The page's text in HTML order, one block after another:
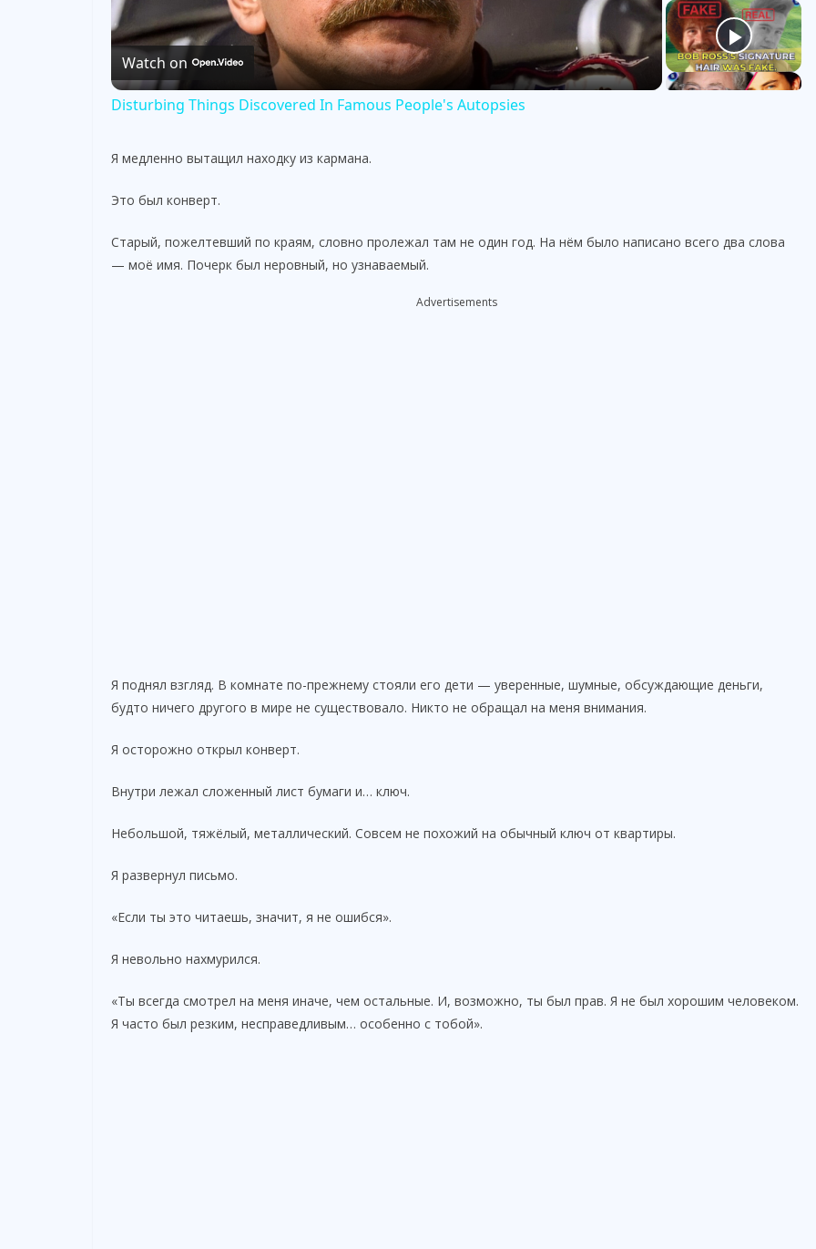
l
a
i
Watch on
Disturbing Things Discovered In Famous People's Autopsies
Я медленно вытащил находку из кармана.
Это был конверт.
Старый, пожелтевший по краям, словно пролежал там не один год. На нём было написано всего два слова
— моё имя. Почерк был неровный, но узнаваемый.
Advertisements
Я поднял взгляд. В комнате по-прежнему стояли его дети — уверенные, шумные, обсуждающие деньги,
будто ничего другого в мире не существовало. Никто не обращал на меня внимания.
Я осторожно открыл конверт.
Внутри лежал сложенный лист бумаги и… ключ.
Небольшой, тяжёлый, металлический. Совсем не похожий на обычный ключ от квартиры.
Я развернул письмо.
«Если ты это читаешь, значит, я не ошибся».
Я невольно нахмурился.
«Ты всегда смотрел на меня иначе, чем остальные. И, возможно, ты был прав. Я не был хорошим человеком.
Я часто был резким, несправедливым… особенно с тобой».